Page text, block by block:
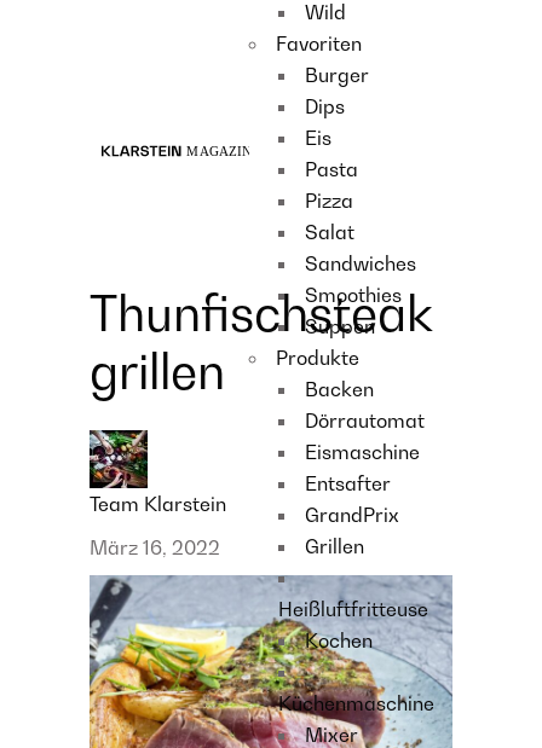
Wild
Favoriten
Burger
Dips
Eis
Pasta
Pizza
Salat
Sandwiches
Smoothies
Suppen
Produkte
Backen
Dörrautomat
Eismaschine
Entsafter
GrandPrix
Grillen
Heißluftfritteuse
Kochen
Küchenmaschine
Mixer
Thunfischsteak
grillen
Team Klarstein
März 16, 2022